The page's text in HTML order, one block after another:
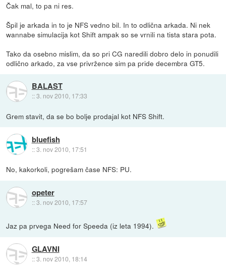
Čak mal, to pa ni res.
Špil je arkada in to je NFS vedno bil. In to odlična arkada. Ni nek
wannabe simulacija kot Shift ampak so se vrnili na tista stara pota.
Tako da osebno mislim, da so pri CG naredili dobro delo in ponudili
odlično arkado, za vse privržence sim pa pride decembra GT5.
BALAST
::3. nov 2010, 17:33
Grem stavit, da se bo bolje prodajal kot NFS Shift.
bluefish
::3. nov 2010, 17:51
No, kakorkoli, pogrešam čase NFS: PU.
opeter
::3. nov 2010, 17:57
Jaz pa prvega Need for Speeda (iz leta 1994).
GLAVNI
::3. nov 2010, 18:14